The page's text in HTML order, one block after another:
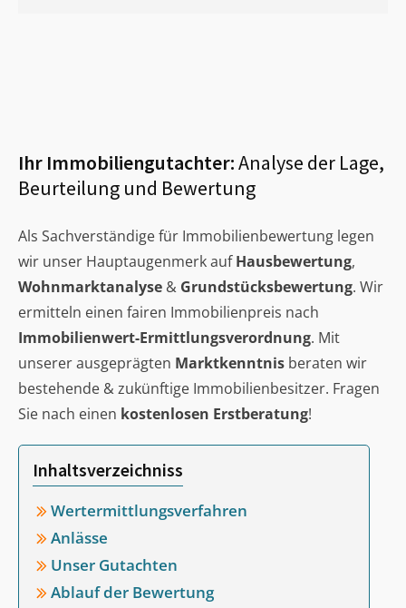
Ihr Immobiliengutachter:Analyse der Lage,
Beurteilung und Bewertung
Als Sachverständige für Immobilienbewertung legen
wir unser Hauptaugenmerk aufHausbewertung,
Wohnmarktanalyse & Grundstücksbewertung. Wir
ermitteln einen fairen Immobilienpreis nach
Immobilienwert-Ermittlungsverordnung. Mit
unserer ausgeprägten Marktkenntnis beraten wir
bestehende & zukünftige Immobilienbesitzer. Fragen
Sie nach einen kostenlosen Erstberatung!
Inhaltsverzeichniss
Wertermittlungsverfahren
Anlässe
Unser Gutachten
Ablauf der Bewertung